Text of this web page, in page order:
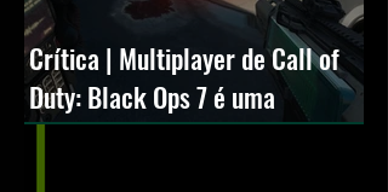
Crítica | Multiplayer de Call of
Duty: Black Ops 7 é uma
experiência positiva, divertida e